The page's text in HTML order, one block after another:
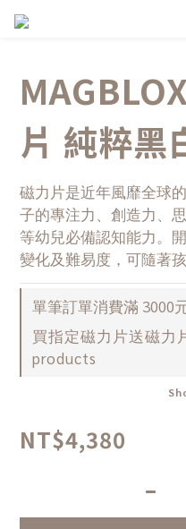
片 純粹
磁力片是近年風靡全球
子的專注力、創造力、
等幼兒必備認知能力。
變化及難易度，可隨著孩
單筆訂單消費滿 3000
買指定磁力片送磁力
products
NT$4,380